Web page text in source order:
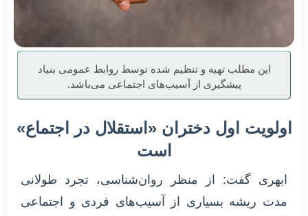
این مطلب تهیه و تنظیم شده توسط روابط عمومی بنیاد
پیشگیری از آسیب‌های اجتماعی می‌باشد.
اولویت اول دختران «استقلال در اجتماع»
است
ابهری گفت: از منظر روان‌شناسی، تجرد طولانی
مدت ریشه بسیاری از آسیب‌های فردی و اجتماعی